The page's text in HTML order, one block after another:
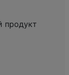
продукт